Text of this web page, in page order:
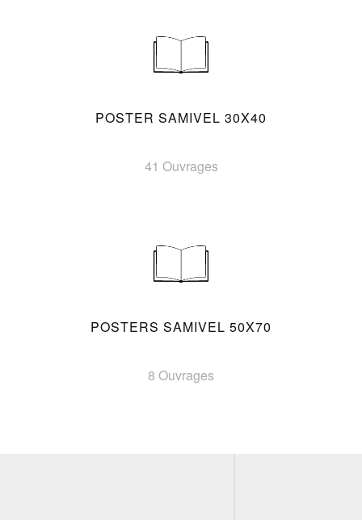
POSTER SAMIVEL 30X40
41 Ouvrages
POSTERS SAMIVEL 50X70
8 Ouvrages